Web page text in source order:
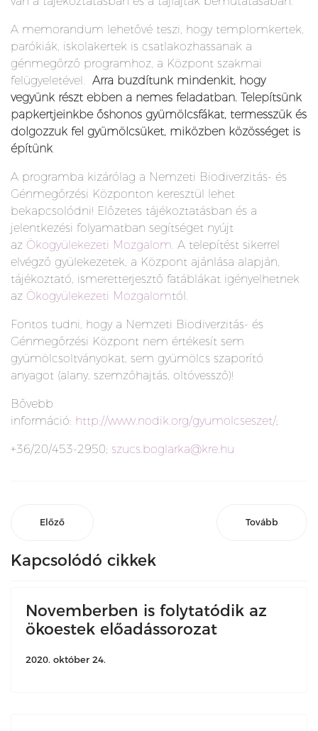
A memorandum lehetővé teszi, hogy templomkertek,
parókiák, iskolakertek is csatlakozhassanak a
génmegőrző programhoz, a Központ szakmai
felügyeletével. Arra buzdítunk mindenkit, hogy
vegyünk részt ebben a nemes feladatban. Telepítsünk
papkertjeinkbe őshonos gyümölcsfákat, termesszük és
dolgozzuk fel gyümölcsüket, miközben közösséget is
építünk.
A programba kizárólag a Nemzeti Biodiverzitás- és
Génmegőrzési Központon keresztül lehet
bekapcsolódni! Előzetes tájékoztatásban és a
jelentkezési folyamatban segítséget nyújt
az Ökogyülekezeti Mozgalom. A telepítést sikerrel
elvégző gyülekezetek, a Központ ajánlása alapján,
tájékoztató, ismeretterjesztő fatáblákat igényelhetnek
az Ökogyülekezeti Mozgalomtól.
Fontos tudni, hogy a Nemzeti Biodiverzitás- és
Génmegőrzési Központ nem értékesít sem
gyümölcsoltványokat, sem gyümölcs szaporító
anyagot (alany, szemzőhajtás, oltóvessző)!
Bővebb
információ: http://www.nodik.org/gyumolcseszet/;
+36/20/453-2950; szucs.boglarka@kre.hu
Előző Tovább
Kapcsolódó cikkek
Novemberben is folytatódik az
ökoestek előadássorozat
2020. október 24.